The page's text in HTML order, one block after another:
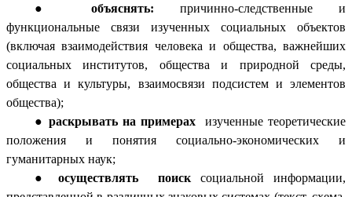
объяснять: причинно-следственные и
функциональные связи изученных социальных объектов
(включая взаимодействия человека и общества, важнейших
социальных институтов, общества и природной среды,
общества и культуры, взаимосвязи подсистем и элементов
общества);
раскрывать на примерах изученные теоретические
положения и понятия социально-экономических и
гуманитарных наук;
осуществлять поисксоциальной информации,